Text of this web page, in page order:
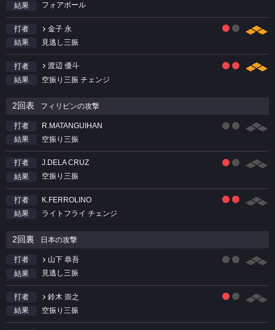
結果
フォアボール
打者
金子 永
結果
見逃し三振
打者
渡辺 優斗
結果
空振り三振 チェンジ
2回表 フィリピンの攻撃
打者
R.MATANGUIHAN
結果
空振り三振
打者
J.DELA CRUZ
結果
空振り三振
打者
K.FERROLINO
結果
ライトフライ チェンジ
2回裏 日本の攻撃
打者
山下 恭吾
結果
見逃し三振
打者
鈴木 崇之
結果
空振り三振